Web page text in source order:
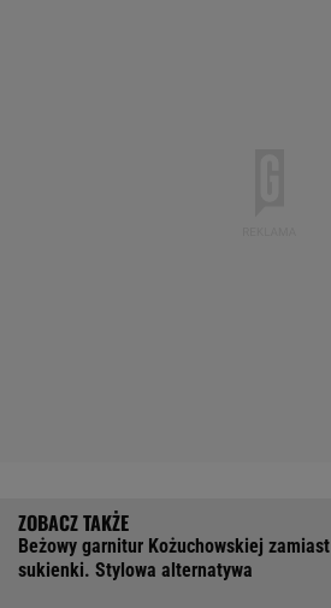
Beżowy garnitur Kożuchowskiej zamiast
sukienki. Stylowa alternatywa